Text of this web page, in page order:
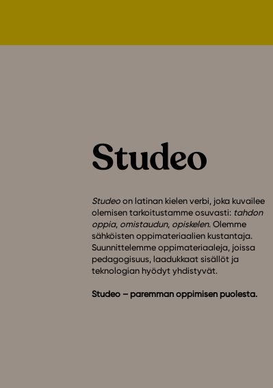
Studeo on latinan kielen verbi, joka kuvailee
olemisen tarkoitustamme osuvasti: tahdon
oppia, omistaudun, opiskelen. Olemme
sähköisten oppimateriaalien kustantaja.
Suunnittelemme oppimateriaaleja, joissa
pedagogisuus, laadukkaat sisällöt ja
teknologian hyödyt yhdistyvät.
Studeo – paremman oppimisen puolesta.